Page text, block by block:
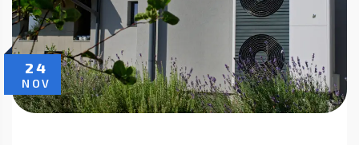
24
NOV